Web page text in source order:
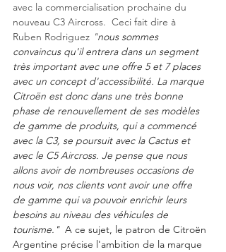
avec la commercialisation prochaine du
nouveau C3 Aircross.  Ceci fait dire à
Ruben Rodriguez "nous sommes
convaincus qu'il entrera dans un segment
très important avec une offre 5 et 7 places
avec un concept d'accessibilité. La marque
Citroën est donc dans une très bonne
phase de renouvellement de ses modèles
de gamme de produits, qui a commencé
avec la C3, se poursuit avec la Cactus et
avec le C5 Aircross. Je pense que nous
allons avoir de nombreuses occasions de
nous voir, nos clients vont avoir une offre
de gamme qui va pouvoir enrichir leurs
besoins au niveau des véhicules de
tourisme." A ce sujet, le patron de Citroën
Argentine précise l'ambition de la marque